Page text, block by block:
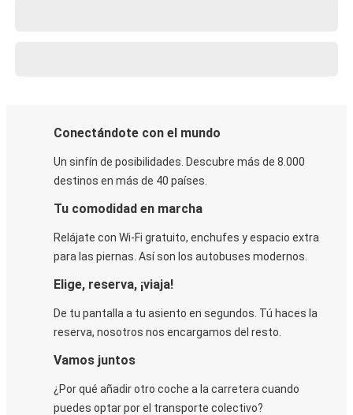
Conectándote con el mundo
Un sinfín de posibilidades. Descubre más de 8.000
destinos en más de 40 países.
Tu comodidad en marcha
Relájate con Wi-Fi gratuito, enchufes y espacio extra
para las piernas. Así son los autobuses modernos.
Elige, reserva, ¡viaja!
De tu pantalla a tu asiento en segundos. Tú haces la
reserva, nosotros nos encargamos del resto.
Vamos juntos
¿Por qué añadir otro coche a la carretera cuando
puedes optar por el transporte colectivo?